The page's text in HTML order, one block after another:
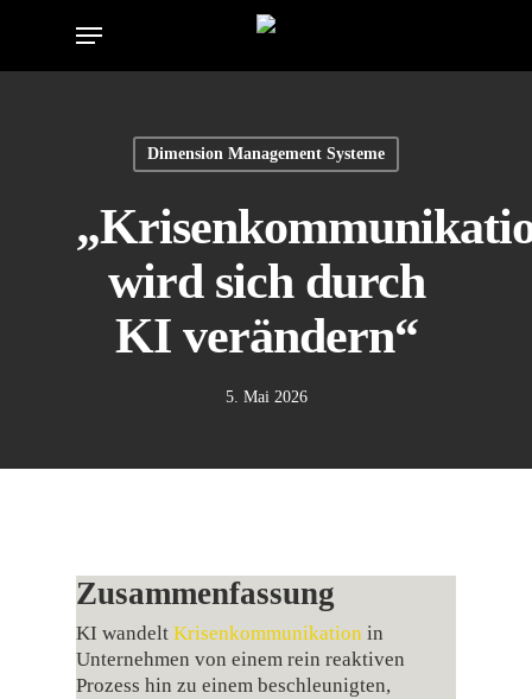
Menu
Dimension Management Systeme
wird sich durch
KI verändern“
5. Mai 2026
Zusammenfassung
KI wandeltKrisenkommunikation in
Unternehmen von einem rein reaktiven
Prozess hin zu einem beschleunigten,